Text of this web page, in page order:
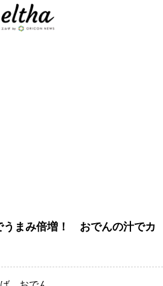
うまみ倍増！ おでんの汁でカ